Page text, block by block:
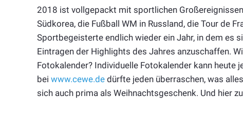
2018 ist vollgepackt mit sportlichen
Südkorea, die Fußball WM in Russland, die Tour de
Sportbegeisterte endlich wieder ein Jahr, in dem es
Eintragen der Highlights des Jahres anzuschaffen.
Fotokalender? Individuelle Fotokalender kann
bei www.cewe.de dürfte jeden überraschen, was
sich auch prima als Weihnachtsgeschenk. Und hier